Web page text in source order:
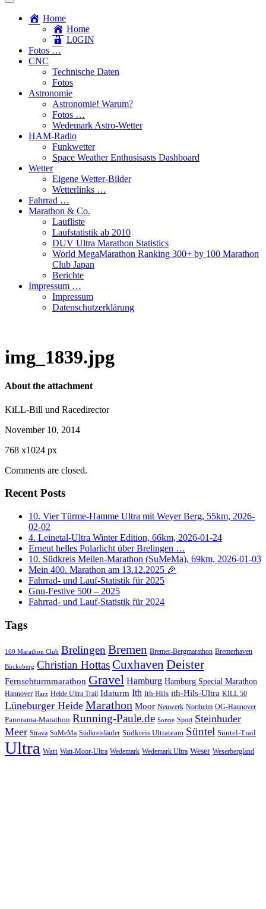
Toggle
search
field
Home
Home
L​0​​GIN
Fotos …
CNC
Technische Daten
Fotos
Astronomie
Astronomie! Warum?
Fotos …
Wedemark Astro-Wetter
HAM-Radio
Funkwetter
Space Weather Enthusisasts Dashboard
Wetter
Eigene Wetter-Bilder
Wetterlinks …
Fahrrad …
Marathon & Co.
Laufliste
Laufstatistik ab 2010
DUV Ultra Marathon Statistics
World MegaMarathon Ranking 300+ by 100 Marathon
Club Japan
Berichte
Impressum …
Impressum
Datenschutzerklärung
img_1839.jpg
About the attachment
KiLL-Bill und Racedirector
November 10, 2014
768 x1024 px
Comments are closed.
Recent Posts
10. Vier Türme-Hamme Ultra mit Weyer Berg, 55km, 2026-
02-02
4. Leinetal-Ultra Winter Edition, 66km, 2026-01-24
Erneut helles Polarlicht über Brelingen …
10. Südkreis Meilen-Marathon (SuMeMa), 69km, 2026-01-03
Mein 400. Marathon am 13.12.2025 🎉
Fahrrad- und Lauf-Statistik für 2025
Gnu-Festive 500 – 2025
Fahrrad- und Lauf-Statistik für 2024
Tags
100 Marathon Club BrelingenBremen Bremer-Bergmarathon Bremerhaven
Bückeberg Christian HottasCuxhaven Deister
Fernsehturmmarathon Gravel Hamburg Hamburg Special Marathon
Hannover Harz Heide Ultra Trail Idaturm Ith Ith-Hils ith-Hils-Ultra KILL 50
Lüneburger Heide Marathon Moor Neuwerk Northeim OG-Hannover
Panorama-Marathon Running-Paule.de Sonne Sport Steinhuder
Meer Strava SuMeMa Südkreisläufer Südkreis Ultrateam Süntel Süntel-Trail
Ultra Watt Watt-Moor-Ultra Wedemark Wedemark Ultra Weser Weserbergland